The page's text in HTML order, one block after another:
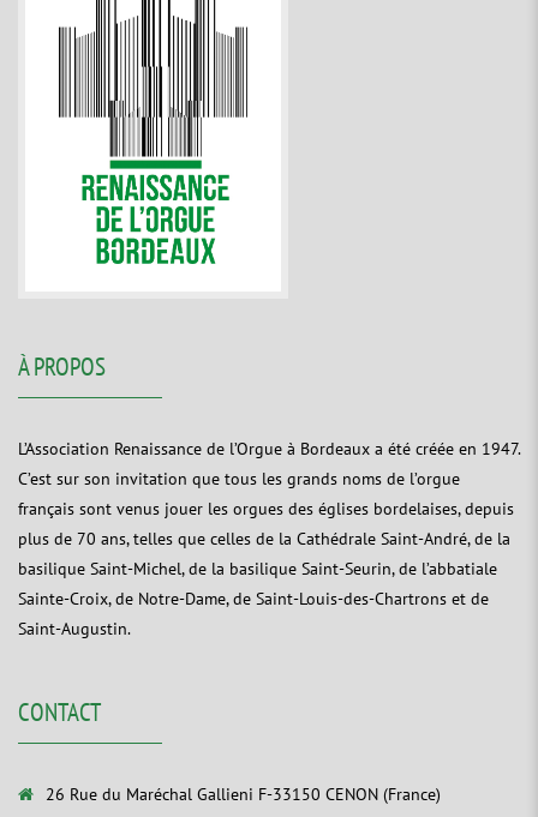
À PROPOS
L’Association Renaissance de l’Orgue à Bordeaux a été créée en 1947.
C’est sur son invitation que tous les grands noms de l’orgue
français sont venus jouer les orgues des églises bordelaises, depuis
plus de 70 ans, telles que celles de la Cathédrale Saint-André, de la
basilique Saint-Michel, de la basilique Saint-Seurin, de l’abbatiale
Sainte-Croix, de Notre-Dame, de Saint-Louis-des-Chartrons et de
Saint-Augustin.
CONTACT
26 Rue du Maréchal Gallieni F-33150 CENON (France)